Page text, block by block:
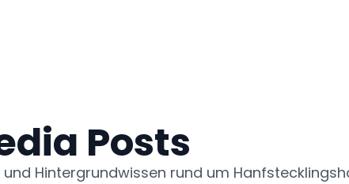
Posts
Hintergrundwissen rund um